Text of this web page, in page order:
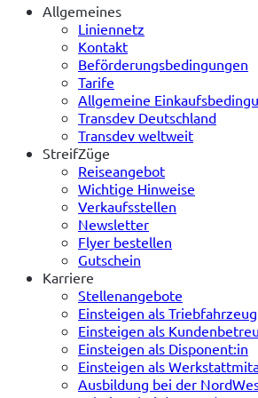
Allgemeines
Liniennetz
Kontakt
Beförderungsbedingungen
Tarife
Allgemeine
Transdev Deutschland
Transdev weltweit
StreifZüge
Reiseangebot
Wichtige Hinweise
Verkaufsstellen
Newsletter
Flyer bestellen
Gutschein
Karriere
Stellenangebote
Einsteigen als
Einsteigen als
Einsteigen als Disponent:in
Einsteigen als
Ausbildung bei der